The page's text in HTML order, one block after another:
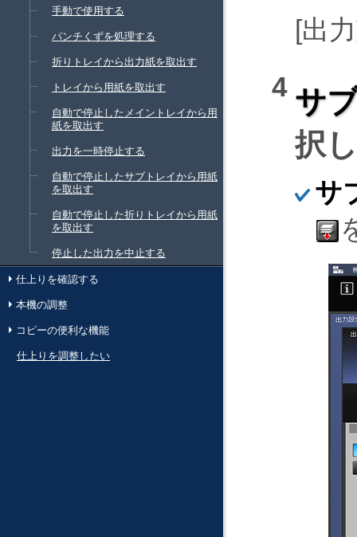
手動で使用する
パンチくずを処理する
折りトレイから出力紙を取出す
トレイから用紙を取出す
自動で停止したメイントレイから用
紙を取出す
出力を一時停止する
自動で停止したサブトレイから用紙
を取出す
自動で停止した折りトレイから用紙
を取出す
停止した出力を中止する
仕上りを確認する
本機の調整
コピーの便利な機能
仕上りを調整したい
出
サ
択
ほ
そ
く
サ